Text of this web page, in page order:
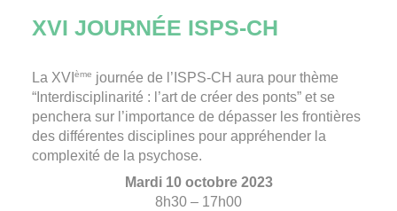
XVI JOURNÉE ISPS-CH
La XVI ème journée de l’ISPS-CH aura pour thème
“Interdisciplinarité : l’art de créer des ponts” et se
penchera sur l’importance de dépasser les frontières
des différentes disciplines pour appréhender la
complexité de la psychose.
Mardi 10 octobre 2023
8h30 – 17h00